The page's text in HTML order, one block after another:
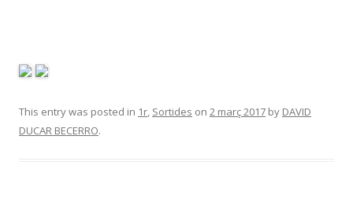
This entry was posted in 1r, Sortides on 2 març 2017 by DAVID
DUCAR BECERRO.